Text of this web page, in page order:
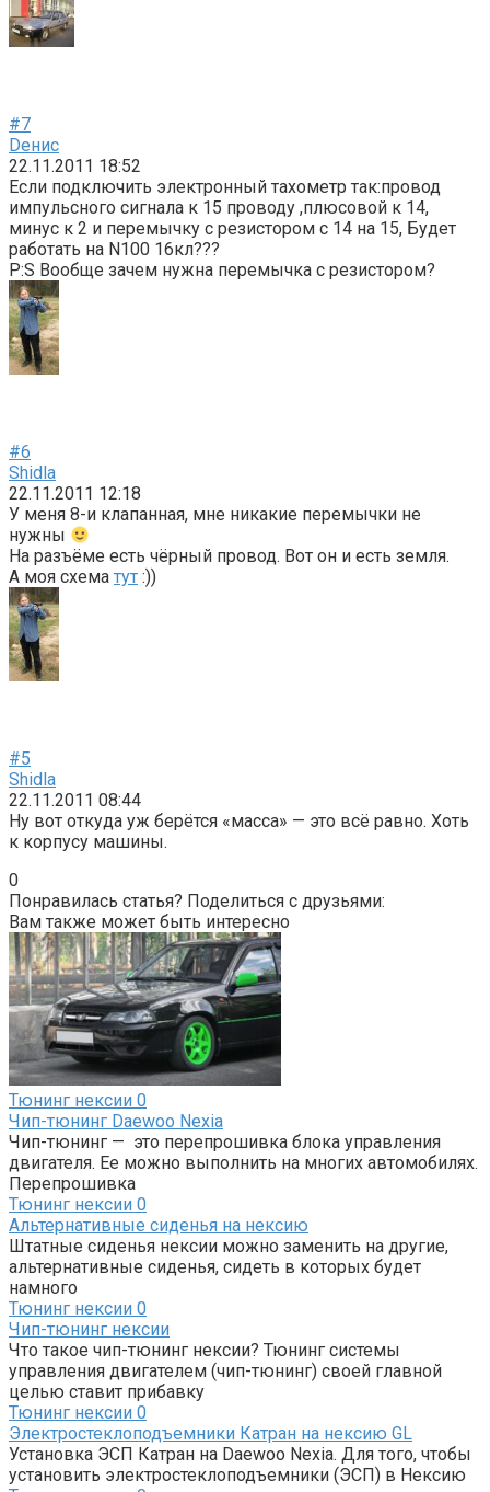
#7
Dенис
22.11.2011 18:52
Если подключить электронный тахометр так:провод
импульсного сигнала к 15 проводу ,плюсовой к 14,
минус к 2 и перемычку с резистором с 14 на 15, Будет
работать на N100 16кл???
P:S Вообще зачем нужна перемычка с резистором?
#6
Shidla
22.11.2011 12:18
У меня 8-и клапанная, мне никакие перемычки не
нужны
На разъёме есть чёрный провод. Вот он и есть земля.
А моя схема тут :))
#5
Shidla
22.11.2011 08:44
Ну вот откуда уж берётся «масса» — это всё равно. Хоть
к корпусу машины.
0
Понравилась статья? Поделиться с друзьями:
Вам также может быть интересно
Тюнинг нексии 0
Чип-тюнинг Daewoo Nexia
Чип-тюнинг — это перепрошивка блока управления
двигателя. Ее можно выполнить на многих автомобилях.
Перепрошивка
Тюнинг нексии 0
Альтернативные сиденья на нексию
Штатные сиденья нексии можно заменить на другие,
альтернативные сиденья, сидеть в которых будет
намного
Тюнинг нексии 0
Чип-тюнинг нексии
Что такое чип-тюнинг нексии? Тюнинг системы
управления двигателем (чип-тюнинг) своей главной
целью ставит прибавку
Тюнинг нексии 0
Электростеклоподъемники Катран на нексию GL
Установка ЭСП Катран на Daewoo Nexia. Для того, чтобы
установить электростеклоподъемники (ЭСП) в Нексию